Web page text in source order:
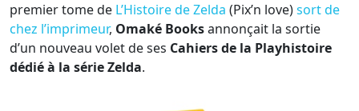
premier tome de L’Histoire de Zelda (Pix’n love)sort de
chez l’imprimeur, Omaké Booksannonçait la sortie
d’un nouveau volet de ses Cahiers de la Playhistoire
dédié à la série Zelda.